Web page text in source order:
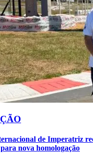
de Imperatriz
nova homologação